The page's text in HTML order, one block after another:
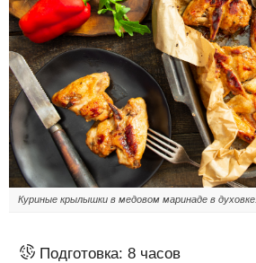
Куриные крылышки в медовом маринаде в духовке.
Подготовка: 8 часов